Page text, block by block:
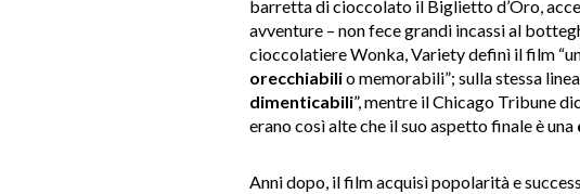
barretta di cioccolato il Biglietto d’Oro,
avventure – non fece grandi incassi al
cioccolatiere Wonka, Variety definì il film
orecchiabilio memorabili”; sulla stessa
dimenticabili”, mentre il Chicago Tribune
erano così alte che il suo aspetto finale è una
Anni dopo, il film acquisì popolarità e